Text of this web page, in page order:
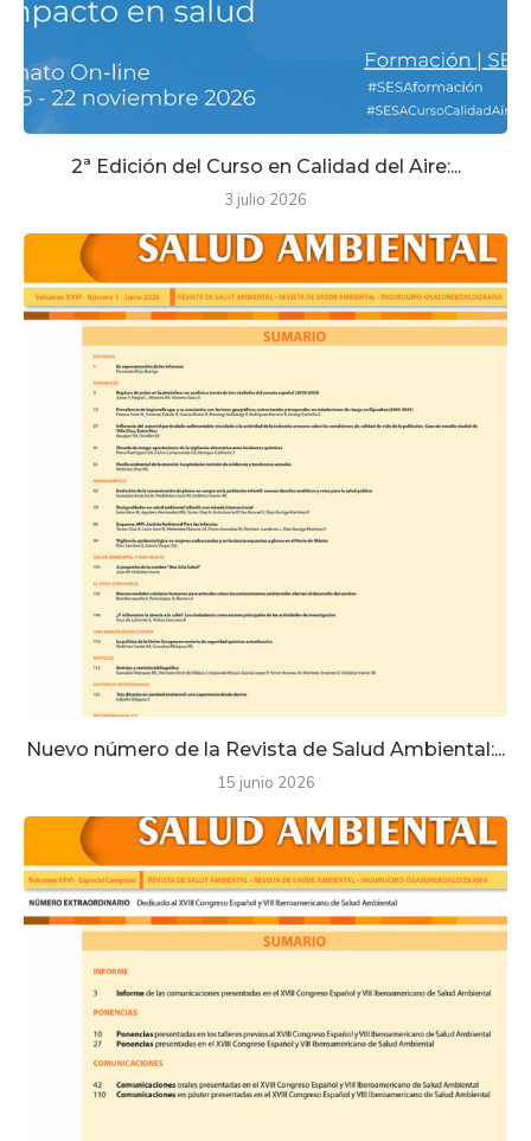
2ª Edición del Curso en Calidad del Aire:...
3 julio 2026
Nuevo número de la Revista de Salud Ambiental:...
15 junio 2026